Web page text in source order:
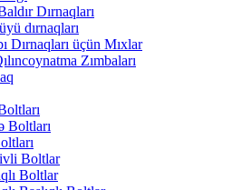
Dırnaqları
dırnaqları
Dırnaqları üçün Mıxlar
Zımbaları
Boltları
Boltlar
Boltlar